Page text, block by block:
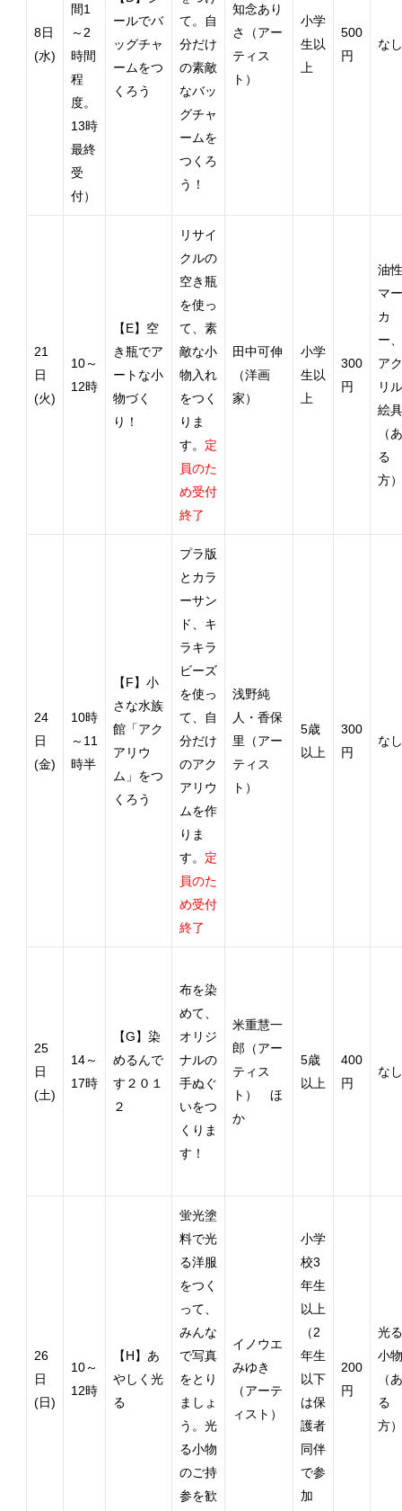
8日
(水)
間1
～2
時間
程
度。
13時
最終
受
付）
ールでバ
ッグチャ
ームをつ
くろう
て。自
分だけ
の素敵
なバッ
グチャ
ームを
つくろ
う！
知念あり
さ（アー
ティス
ト）
小学
生以
上
500
円
なし
21
日
(火)
10～
12時
【E】空
き瓶でア
ートな小
物づく
り！
リサイ
クルの
空き瓶
を使っ
て、素
敵な小
物入れ
をつく
りま
す。 定
員のた
め受付
終了
田中可伸
（洋画
家）
小学
生以
上
300
円
油性
マー
カ
ー、
アク
リル
絵具
（あ
る
方）
24
日
(金)
10時
～11
時半
【F】小
さな水族
館「アク
アリウ
ム」をつ
くろう
プラ版
とカラ
ーサン
ド、キ
ラキラ
ビーズ
を使っ
て、自
分だけ
のアク
アリウ
ムを作
りま
す。 定
員のた
め受付
終了
浅野純
人・香保
里（アー
ティス
ト）
5歳
以上
300
円
なし
25
日
(土)
14～
17時
【G】染
めるんで
す２０１
２
布を染
めて、
オリジ
ナルの
手ぬぐ
いをつ
くりま
す！
米重慧一
郎（アー
ティス
ト） ほ
か
5歳
以上
400
円
なし
26
日
(日)
10～
12時
【H】あ
やしく光
る
蛍光塗
料で光
る洋服
をつく
って、
みんな
で写真
をとり
ましょ
う。光
る小物
のご持
参を歓
イノウエ
みゆき
（アーテ
ィスト）
小学
校3
年生
以上
（2
年生
以下
は保
護者
同伴
で参
加
200
円
光る
小物
（あ
る
方）